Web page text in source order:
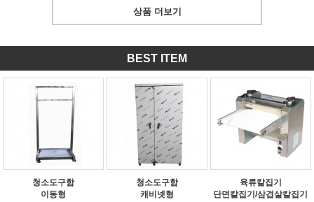
상품 더보기
BEST ITEM
청소도구함
이동형
청소도구함
캐비넷형
육류칼집기
단면칼집기/삼겹살칼집기